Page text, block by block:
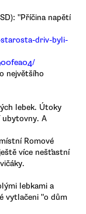
"Příčina napětí
driv-byli-
největšího
lebek. Útoky
ubytovny. A
Romové
více nešťastní
lebkami a
vytlačeni "o dům